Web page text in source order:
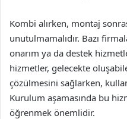
Kombi alırken, montaj
unutulmamalıdır. Bazı
onarım ya da destek
hizmetler, gelecekte
çözülmesini sağlarken,
Kurulum aşamasında bu
öğrenmek önemlidir.